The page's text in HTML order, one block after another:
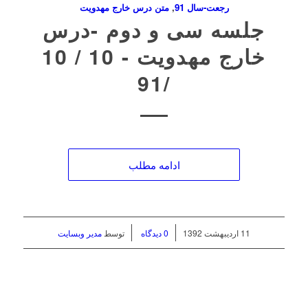
رجعت-سال 91 ,متن درس خارج مهدویت
جلسه سی و دوم ‌-درس
خارج مهدویت ‌- 10 / 10
/91
ادامه مطلب
11 اردیبهشت 1392 / 0 دیدگاه توسط مدیر وبسایت